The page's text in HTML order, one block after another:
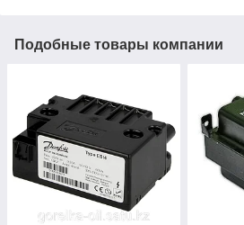
Подобные товары компании